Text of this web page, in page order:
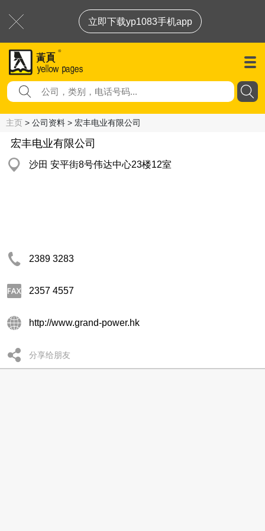
立即下载yp1083手机app
主页 > 公司资料 > 宏丰电业有限公司
宏丰电业有限公司
沙田 安平街8号伟达中心23楼12室
2389 3283
2357 4557
http://www.grand-power.hk
分享给朋友